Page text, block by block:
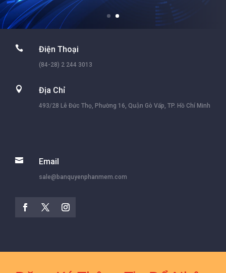
 Điện Thoại
(84-28) 2 244 3013
 Địa Chỉ
493/28 Lê Đức Thọ, Phường 16, Quận Gò Vấp, TP. Hồ Chí Minh
 Email
sale@banquyenphanmem.com